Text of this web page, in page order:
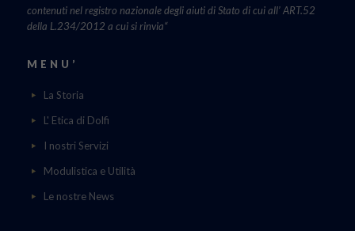
contenuti nel registro nazionale degli aiuti di Stato di cui all’ ART.52
della L.234/2012 a cui si rinvia“
MENU’
La Storia
L' Etica di Dolfi
I nostri Servizi
Modulistica e Utilità
Le nostre News